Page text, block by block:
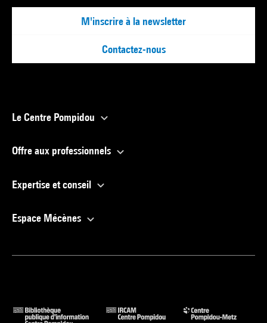
M'inscrire à la newsletter
Contactez-nous
Le Centre Pompidou
Offre aux professionnels
Expertise et conseil
Espace Mécènes